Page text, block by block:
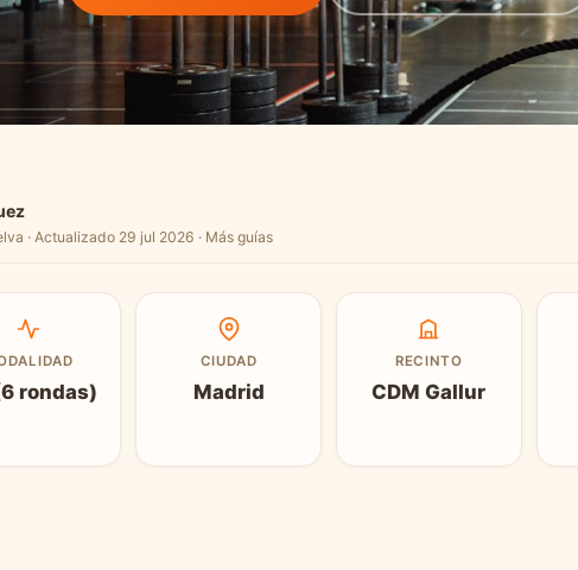
· Actualizado 29 jul 2026 · Más guías
rondas)
CIUDAD
Madrid
RECINTO
CDM Gallur